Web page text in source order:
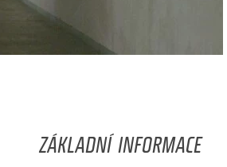
ZÁKLADNÍ INFORMACE